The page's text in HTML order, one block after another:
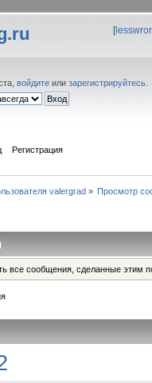
[
войдите или зарегистрируйтесь
Регистрация
valergrad» Просмотр
все сообщения, сделанные этим